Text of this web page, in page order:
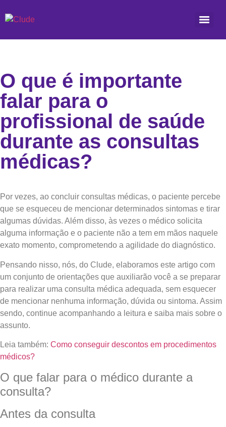
O que é importante
falar para o
profissional de saúde
durante as consultas
médicas?
Por vezes, ao concluir consultas médicas, o paciente percebe
que se esqueceu de mencionar determinados sintomas e tirar
algumas dúvidas. Além disso, às vezes o médico solicita
alguma informação e o paciente não a tem em mãos naquele
exato momento, comprometendo a agilidade do diagnóstico.
Pensando nisso, nós, do Clude, elaboramos este artigo com
um conjunto de orientações que auxiliarão você a se preparar
para realizar uma consulta médica adequada, sem esquecer
de mencionar nenhuma informação, dúvida ou sintoma. Assim
sendo, continue acompanhando a leitura e saiba mais sobre o
assunto.
Leia também: Como conseguir descontos em procedimentos
médicos?
O que falar para o médico durante a
consulta?
Antes da consulta